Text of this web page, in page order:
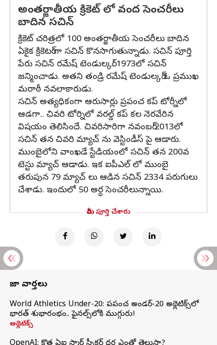
అంతర్జాతీయ క్రికెట్ లో వంద సెంచరీలు
బాదిన సచిన్
క్రికెట్ చరిత్రలో 100 అంతర్జాతీయ సెంచరీలు బాదిన
ఏకైక క్రికెటర్ గా సచిన్ కొనసాగుతున్నాడు. సచిన్ పూర్తి
పేరు సచిన్ రమేష్ టెండుల్కర్. 1973లో సచిన్
జన్మించాడు. అతని తండ్రి రమేష్ టెండుల్కర్ ఓ ప్రముఖ
మరాఠీ నవలాకారుడు.
సచిన్ అత్యధికంగా ఆరుసార్లు ప్రపంచ కప్ టోర్నీలో
ఆడగా.. చివరి టోర్నిలో వరల్డ్ కప్ కల నెరవేరిన
విషయం తెలిసిందే. చివరిసారిగా నవంబర్ 2013లో
సచిన్ తన చివరి మ్యాచ్ ను వెస్టిండీస్ పై ఆడారు.
ముంబైలోని వాంఖడే స్టేడియంలో సచిన్ తన 200వ
టెస్టు మ్యాచ్ ఆడాడు. ఇక ఐపీఎల్ లో ముంబై
తరుపున 79 మ్యాచ్ లు ఆడిన సచిన్ 2334 పరుగులు
చేశాడు. ఇందులో 50 అర్ధ సెంచరీలున్నాయి.
మీరు పూర్తి చేశారు
తాజా వార్తలు
World Athletics Under-20: ప్రపంచ అండర్-20 అథ్లెటిక్స్‌లో
భారత్‌ శుభారంభం.. ఫైనల్స్‌లోకి ముగ్గురు!
అథ్లెటిక్స్